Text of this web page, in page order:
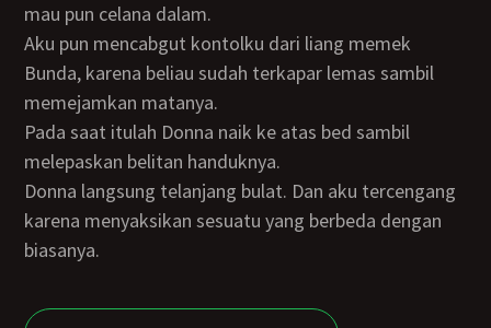
mau pun celana dalam.
Aku pun mencabgut kontolku dari liang memek
Bunda, karena beliau sudah terkapar lemas sambil
memejamkan matanya.
Pada saat itulah Donna naik ke atas bed sambil
melepaskan belitan handuknya.
Donna langsung telanjang bulat. Dan aku tercengang
karena menyaksikan sesuatu yang berbeda dengan
biasanya.